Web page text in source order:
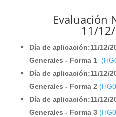
Evaluación
11/
Día de aplicación:11/12/
Generales - Forma 1
Día de aplicación:11/12/
Generales - Forma 2
Día de aplicación:11/12/
Generales - Forma 3